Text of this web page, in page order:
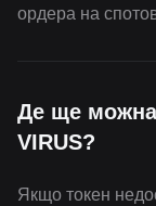
ордера на
Де ще можна
VIRUS?
Якщо токен